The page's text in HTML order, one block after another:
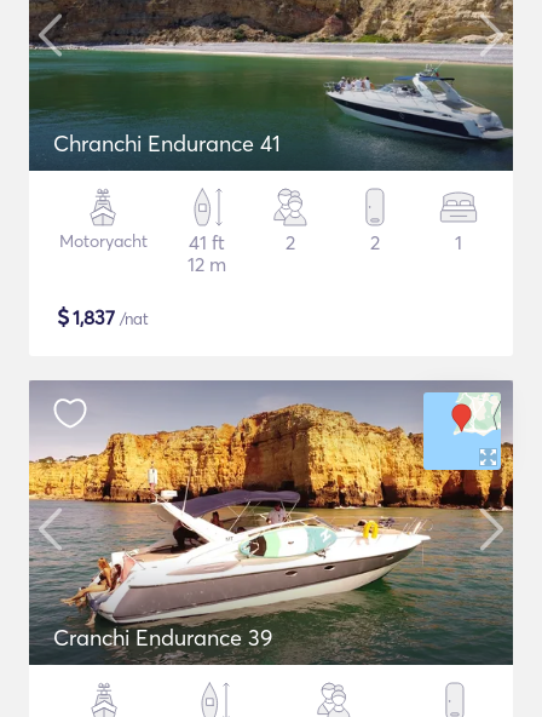
Chranchi Endurance 41
Motoryacht
41 ft
12 m
2 2 1
$1,837 /nat
Cranchi Endurance 39